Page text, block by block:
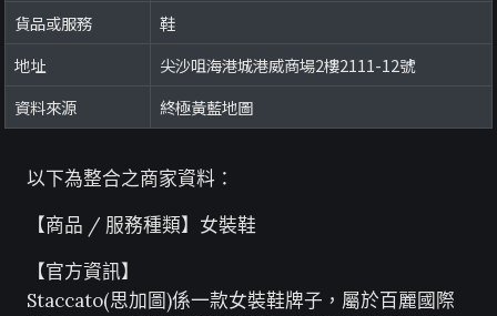
貨品或服務
鞋
地址
尖沙咀海港城港威商場2樓2111-12號
資料來源
終極黃藍地圖
以下為整合之商家資料：
【商品 / 服務種類】女裝鞋
【官方資訊】
Staccato(思加圖)係一款女裝鞋牌子，屬於百麗國際